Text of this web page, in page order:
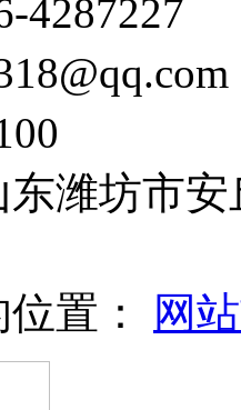
东潍坊市
置：
网